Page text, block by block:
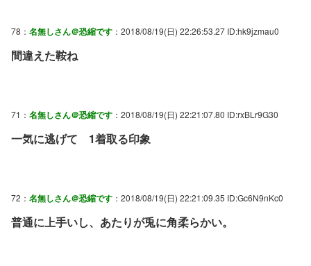
78： 名無しさん＠恐縮です ：2018/08/19(日) 22:26:53.27 ID:hk9jzmau0
間違えた鞍ね
71： 名無しさん＠恐縮です ：2018/08/19(日) 22:21:07.80 ID:rxBLr9G30
一気に逃げて 1着取る印象
72： 名無しさん＠恐縮です ：2018/08/19(日) 22:21:09.35 ID:Gc6N9nKc0
普通に上手いし、あたりが兎に角柔らかい。